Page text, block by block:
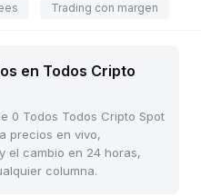
Trading con margen
en Todos Cripto
0 Todos Todos Cripto Spot
precios en vivo,
el cambio en 24 horas,
columna.